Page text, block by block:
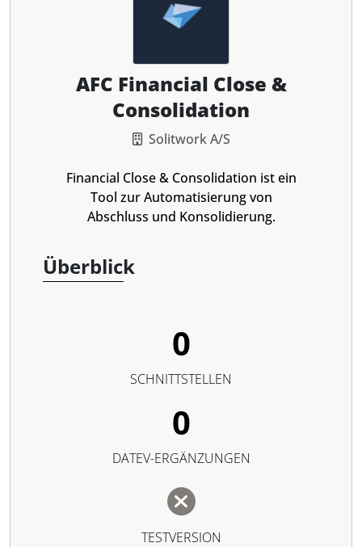
AFC Financial Close &
Consolidation
Solitwork A/S
Financial Close & Consolidation ist ein
Tool zur Automatisierung von
Abschluss und Konsolidierung.
Überblick
0
SCHNITTSTELLEN
0
DATEV-ERGÄNZUNGEN
TESTVERSION